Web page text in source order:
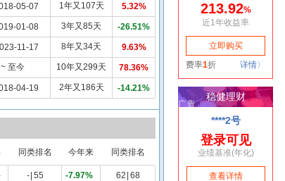
05-07 1年又107天 5.32%
01-08 3年又85天 -26.51%
11-17 8年又34天 9.63%
至今 10年又299天 78.36%
04-19 2年又186天 -14.21%
同类排名 今年来 同类排名
- 55 -7.97% 62 68